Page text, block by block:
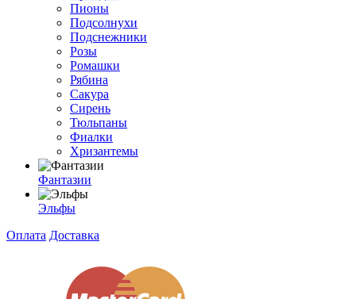
Пионы
Подсолнухи
Подснежники
Розы
Ромашки
Рябина
Сакура
Сирень
Тюльпаны
Фиалки
Хризантемы
Фантазии
Эльфы
Оплата Доставка